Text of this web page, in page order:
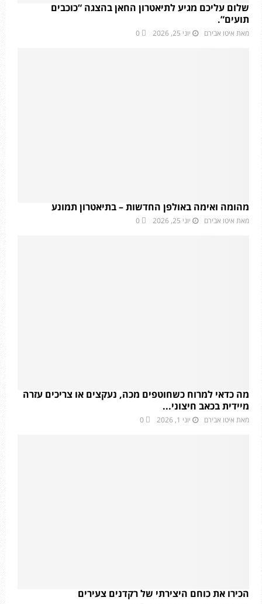
שלום עליכם מגיע לתיאטרון החאן בהצגה “כוכבים
תועים”.
מאת איטו אבירם יוני 25, 2026 0
מהומה ואימה באולפן החדשות – בתיאטרון תמונע
מאת איטו אבירם יוני 25, 2026 0
מה כדאי למרוח כשחוטפים מכה, נעקצים או צריכים עזרה
מיידית בכאב חיצוני...
מאת איטו אבירם יוני 1, 2026 0
הכירו את כוחם היצירתי של רקדנים צעירים